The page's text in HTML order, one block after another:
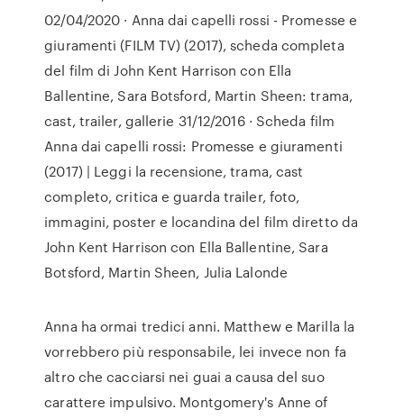
02/04/2020 · Anna dai capelli rossi - Promesse e
giuramenti (FILM TV) (2017), scheda completa
del film di John Kent Harrison con Ella
Ballentine, Sara Botsford, Martin Sheen: trama,
cast, trailer, gallerie 31/12/2016 · Scheda film
Anna dai capelli rossi: Promesse e giuramenti
(2017) | Leggi la recensione, trama, cast
completo, critica e guarda trailer, foto,
immagini, poster e locandina del film diretto da
John Kent Harrison con Ella Ballentine, Sara
Botsford, Martin Sheen, Julia Lalonde
Anna ha ormai tredici anni. Matthew e Marilla la
vorrebbero più responsabile, lei invece non fa
altro che cacciarsi nei guai a causa del suo
carattere impulsivo. Montgomery's Anne of